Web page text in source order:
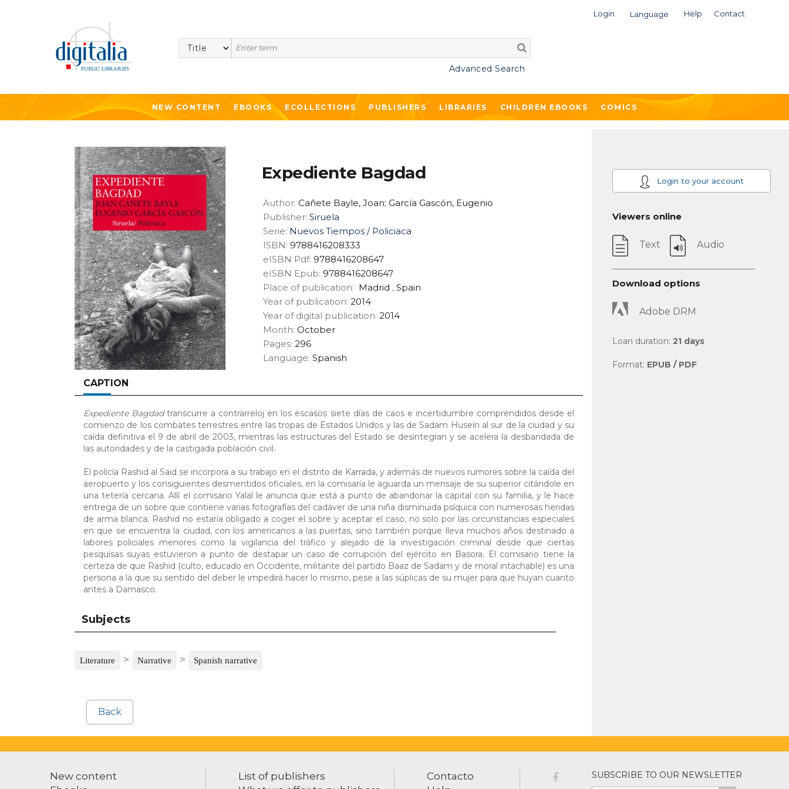
Login Language Help Contact
Search
Advanced Search
NEW CONTENT EBOOKS ECOLLECTIONS PUBLISHERS LIBRARIES CHILDREN EBOOKS COMICS
Expediente Bagdad
Author: Cañete Bayle, Joan; García Gascón, Eugenio
Publisher: Siruela
Serie: Nuevos Tiempos / Policiaca
ISBN: 9788416208333
eISBN Pdf: 9788416208647
eISBN Epub: 9788416208647
Place of publication: Madrid , Spain
Year of publication: 2014
Year of digital publication: 2014
Month: October
Pages: 296
Language: Spanish
CAPTION
Expediente Bagdadtranscurre a contrarreloj en los escasos siete días de caos e incertidumbre comprendidos desde el
comienzo de los combates terrestres entre las tropas de Estados Unidos y las de Sadam Huseín al sur de la ciudad y su
caída definitiva el 9 de abril de 2003, mientras las estructuras del Estado se desintegran y se acelera la desbandada de
las autoridades y de la castigada población civil.
El policía Rashid al Said se incorpora a su trabajo en el distrito de Karrada, y además de nuevos rumores sobre la caída del
aeropuerto y los consiguientes desmentidos oficiales, en la comisaría le aguarda un mensaje de su superior citándole en
una tetería cercana. Allí el comisario Yalal le anuncia que está a punto de abandonar la capital con su familia, y le hace
entrega de un sobre que contiene varias fotografías del cadáver de una niña disminuida psíquica con numerosas heridas
de arma blanca; Rashid no estaría obligado a coger el sobre y aceptar el caso, no solo por las circunstancias especiales
en que se encuentra la ciudad, con los americanos a las puertas, sino también porque lleva muchos años destinado a
labores policiales menores como la vigilancia del tráfico y alejado de la investigación criminal desde que ciertas
pesquisas suyas estuvieron a punto de destapar un caso de corrupción del ejército en Basora. El comisario tiene la
certeza de que Rashid (culto, educado en Occidente, militante del partido Baaz de Sadam y de moral intachable) es una
persona a la que su sentido del deber le impedirá hacer lo mismo, pese a las súplicas de su mujer para que huyan cuanto
antes a Damasco.
Subjects
Literature > Narrative > Spanish narrative
Back
Login to your account
Viewers online
Text Audio
Download options
Adobe DRM
Loan duration: 21 days
Format: EPUB / PDF
New content
List of publishers
Contacto
SUBSCRIBE TO OUR NEWSLETTER